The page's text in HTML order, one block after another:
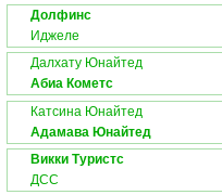
Долфинс
Иджеле
Далхату Юнайтед
Абиа Кометс
Катсина Юнайтед
Адамава Юнайтед
Викки Туристс
ДСС